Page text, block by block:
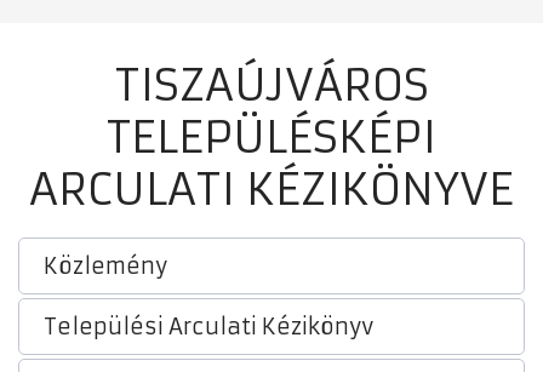
TISZAÚJVÁROS
TELEPÜLÉSKÉPI
ARCULATI KÉZIKÖNYVE
Közlemény
Települési Arculati Kézikönyv